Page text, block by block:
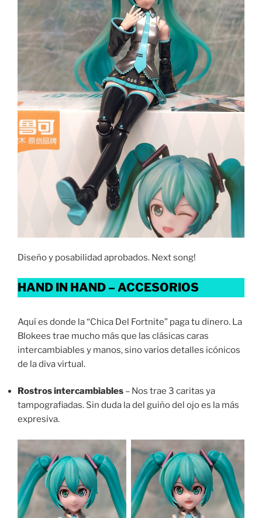
Diseño y posabilidad aprobados. Next song!
HAND IN HAND – ACCESORIOS
Aquí es donde la “Chica Del Fortnite” paga tu dinero. La
Blokees trae mucho más que las clásicas caras
intercambiables y manos, sino varios detalles icónicos
de la diva virtual.
Rostros intercambiables – Nos trae 3 caritas ya
tampografiadas. Sin duda la del guiño del ojo es la más
expresiva.